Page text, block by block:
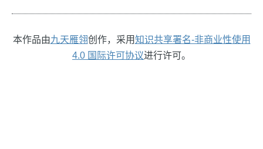
本作品由九天雁翎创作，采用知识共享署名-非商业性使用
4.0 国际许可协议进行许可。